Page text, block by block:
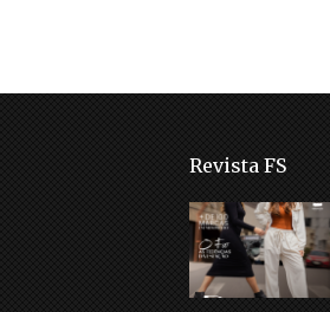
Revista FS